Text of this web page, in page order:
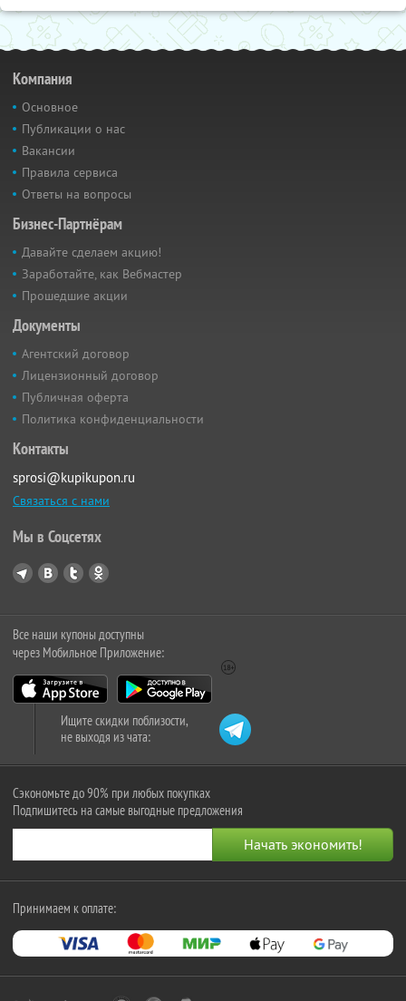
Компания
Основное
Публикации о нас
Вакансии
Правила сервиса
Ответы на вопросы
Бизнес-Партнёрам
Давайте сделаем акцию!
Заработайте, как Вебмастер
Прошедшие акции
Документы
Агентский договор
Лицензионный договор
Публичная оферта
Политика конфиденциальности
Контакты
sprosi@kupikupon.ru
Связаться с нами
Мы в Соцсетях
Все наши купоны доступны
через Мобильное Приложение:
Ищите скидки поблизости,
не выходя из чата:
Сэкономьте до 90% при любых покупках
Подпишитесь на самые выгодные предложения
Принимаем к оплате: